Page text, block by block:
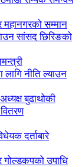
महानगरको सम्मान
सांसद छिरिङको
लागि नीति ल्याउन
बुढाथोकी
दर्ताबारे
उपाधि